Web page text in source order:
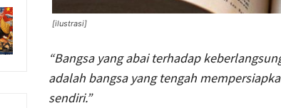
[ilustrasi]
“Bangsa yang abai terhadap
adalah bangsa yang tengah
sendiri.”